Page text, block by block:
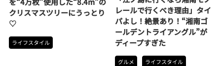
クリスマスツリーにうっとり
♡
ライフスタイル
レールで行くべき理由」タイ
パよし！絶景あり！“湘南ゴ
ールデントライアングル”が
ディープすぎた
グルメ
ライフスタイル